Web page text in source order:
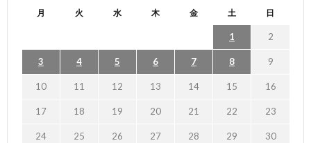
月 火 水 木 金 土 日
1 2
3 4 5 6 7 8 9
10 11 12 13 14 15 16
17 18 19 20 21 22 23
24 25 26 27 28 29 30